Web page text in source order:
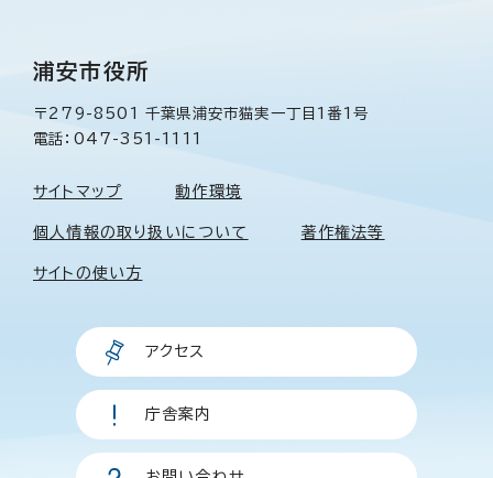
浦安市役所
〒279-8501 千葉県浦安市猫実一丁目1番1号
電話：047-351-1111
サイトマップ 動作環境
個人情報の取り扱いについて 著作権法等
サイトの使い方
アクセス
庁舎案内